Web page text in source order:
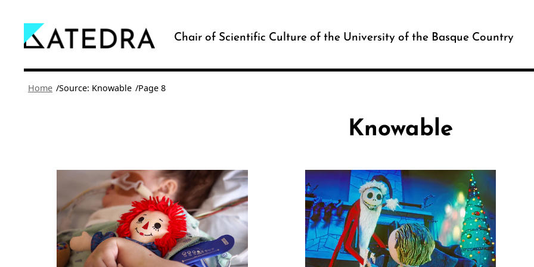
content
Chair of Scientific Culture of the University of the Basque Country
Home /Source: Knowable /Page 8
Knowable